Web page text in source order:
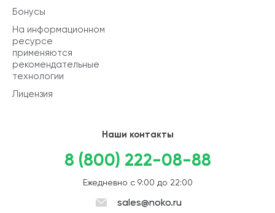
Бонусы
На информационном
ресурсе
применяются
рекомендательные
технологии
Лицензия
Наши контакты
8 (800) 222-08-88
Ежедневно с 9:00 до 22:00
sales@noko.ru